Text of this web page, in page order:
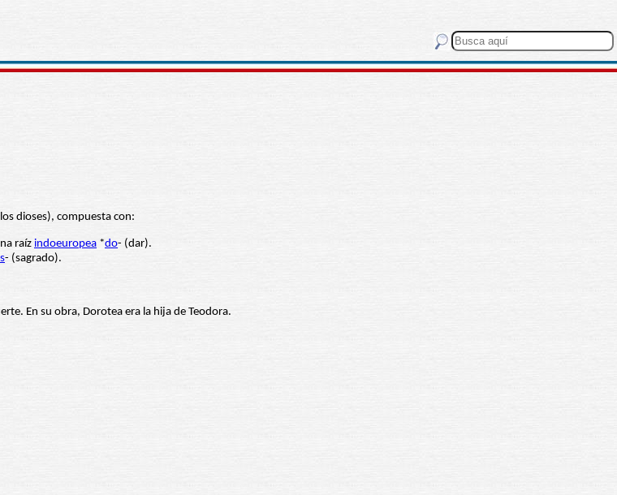
dioses), compuesta con:
raíz indoeuropea *do- (dar).
- (sagrado).
En su obra, Dorotea era la hija de Teodora.